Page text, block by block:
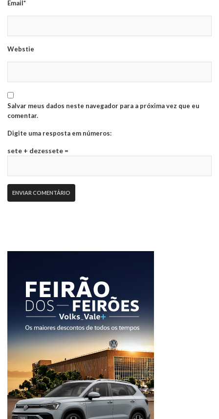
Email*
Webstie
Salvar meus dados neste navegador para a próxima vez que eu
comentar.
Digite uma resposta em números:
sete + dezessete =